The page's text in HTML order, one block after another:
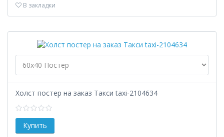
В закладки
Холст постер на заказ Такси taxi-2104634